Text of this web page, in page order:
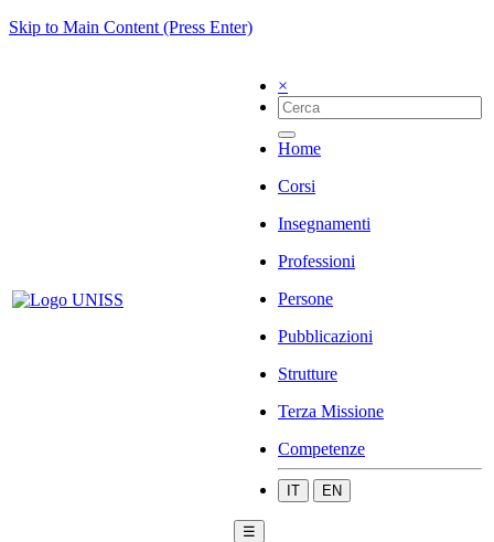
Skip to Main Content (Press Enter)
×
Home
Corsi
Insegnamenti
Professioni
Persone
Pubblicazioni
Strutture
Terza Missione
Competenze
IT EN
☰